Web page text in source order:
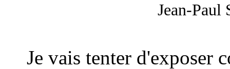
Jean-
Je vais tenter d'exposer